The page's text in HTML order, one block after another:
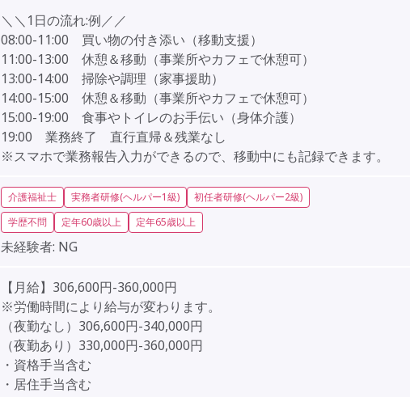
＼＼1日の流れ:例／／
08:00-11:00 買い物の付き添い（移動支援）
11:00-13:00 休憩＆移動（事業所やカフェで休憩可）
13:00-14:00 掃除や調理（家事援助）
14:00-15:00 休憩＆移動（事業所やカフェで休憩可）
15:00-19:00 食事やトイレのお手伝い（身体介護）
19:00 業務終了 直行直帰＆残業なし
※スマホで業務報告入力ができるので、移動中にも記録できます。
介護福祉士 実務者研修(ヘルパー1級)
初任者研修(ヘルパー2級)
学歴不問
定年60歳以上 定年65歳以上
未経験者: NG
【月給】306,600円-360,000円
※労働時間により給与が変わります。
（夜勤なし）306,600円-340,000円
（夜勤あり）330,000円-360,000円
・資格手当含む
・居住手当含む